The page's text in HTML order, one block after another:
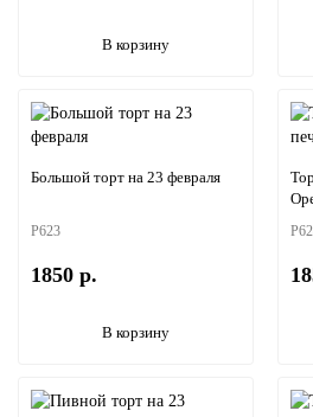
В корзину
Большой торт на 23 февраля
P623
1850 р.
В корзину